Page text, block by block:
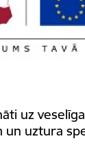
uz
un uztura